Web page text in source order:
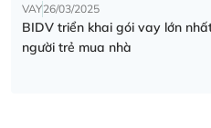
VAY26/03/2025
BIDV triển khai gói vay lớn
người trẻ mua nhà